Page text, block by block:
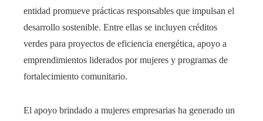
entidad promueve prácticas responsables que impulsan el
desarrollo sostenible. Entre ellas se incluyen créditos
verdes para proyectos de eficiencia energética, apoyo a
emprendimientos liderados por mujeres y programas de
fortalecimiento comunitario.
El apoyo brindado a mujeres empresarias ha generado un